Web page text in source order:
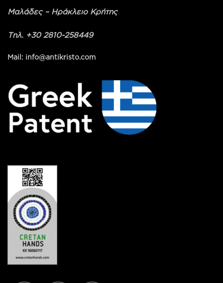
Μαλάδες – Ηράκλειο Κρήτης
Τηλ. +30 2810-258449
Mail: info@antikristo.com